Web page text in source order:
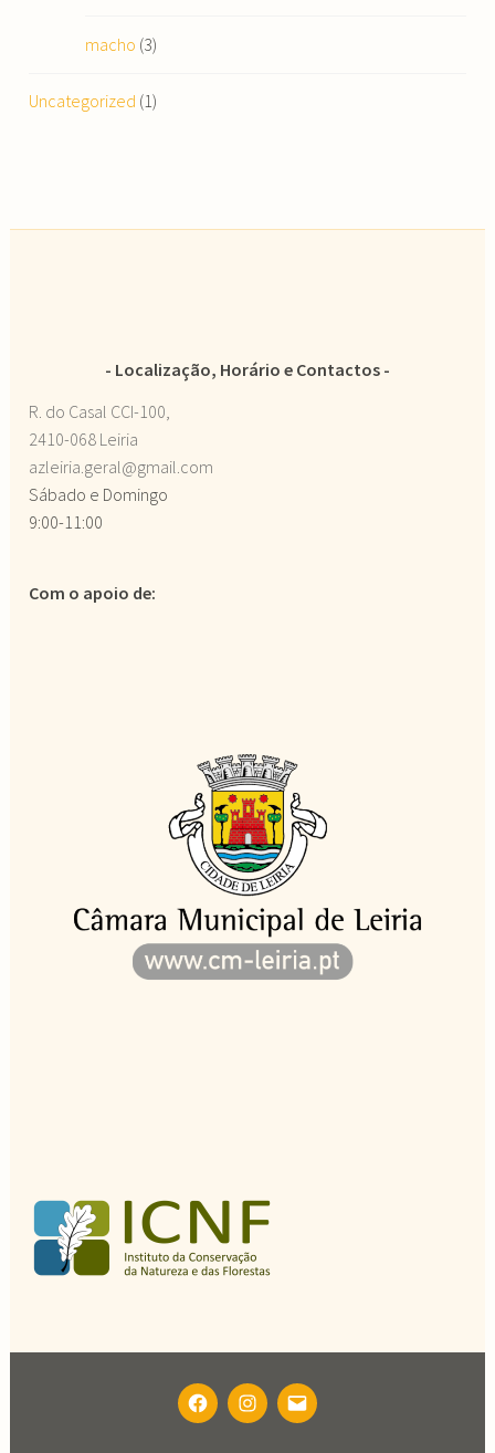
macho (3)
Uncategorized (1)
Localização, Horário e Contactos
R. do Casal CCI-100,
2410-068 Leiria
azleiria.geral@gmail.com
Sábado e Domingo
9:00-11:00
Com o apoio de:
FACEBOOK
INSTAGRAM
EMAIL